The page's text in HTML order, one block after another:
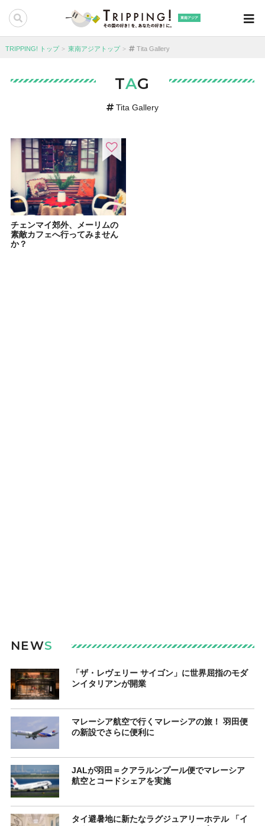
東南アジア
TRIPPING! トップ 東南アジアトップ Tita Gallery
TAG
Tita Gallery
チェンマイ郊外、メーリムの
素敵カフェへ行ってみません
か？
NEWS
「ザ・レヴェリー サイゴン」に世界屈指のモダ
ンイタリアンが開業
マレーシア航空で行くマレーシアの旅！ 羽田便
の新設でさらに便利に
JALが羽田＝クアラルンプール便でマレーシア
航空とコードシェアを実施
タイ避暑地に新たなラグジュアリーホテル 「イ